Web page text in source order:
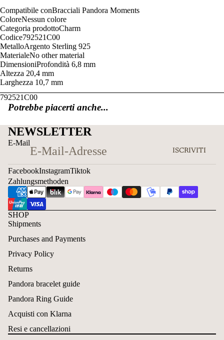
Compatibile conBracciali Pandora Moments
ColoreNessun colore
Categoria prodottoCharm
Codice792521C00
MetalloArgento Sterling 925
MaterialeNo other material
DimensioniProfondità 6,8 mm
Altezza 20,4 mm
Larghezza 10,7 mm
792521C00
Potrebbe piacerti anche...
NEWSLETTER
E-Mail
ISCRIVITI
FacebookInstagramTiktok
Zahlungsmethoden
SHOP
Shipments
Purchases and Payments
Privacy Policy
Returns
Pandora bracelet guide
Pandora Ring Guide
Acquisti con Klarna
Resi e cancellazioni